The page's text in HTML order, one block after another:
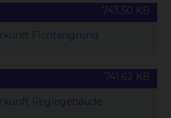
Fichtengrund
743.50 KB
Regiegebäude
741.62 KB